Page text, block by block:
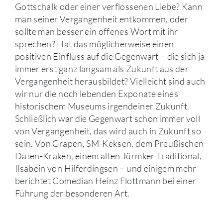
Gottschalk oder einer verflossenen Liebe? Kann
man seiner Vergangenheit entkommen, oder
sollte man besser ein offenes Wort mit ihr
sprechen? Hat das möglicherweise einen
positiven Einfluss auf die Gegenwart – die sich ja
immer erst ganz langsam als Zukunft aus der
Vergangenheit herausbildet? Vielleicht sind auch
wir nur die noch lebenden Exponate eines
historischem Museums irgendeiner Zukunft.
Schließlich war die Gegenwart schon immer voll
von Vergangenheit, das wird auch in Zukunft so
sein. Von Grapen, SM-Keksen, dem Preußischen
Daten-Kraken, einem alten Jürmker Traditional,
Ilsabein von Hilferdingsen – und einigem mehr
berichtet Comedian Heinz Flottmann bei einer
Führung der besonderen Art.